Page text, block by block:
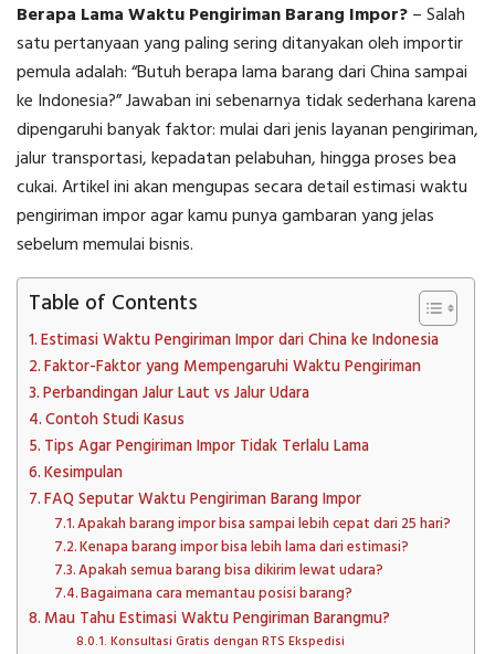
Berapa Lama Waktu Pengiriman Barang Impor?– Salah
satu pertanyaan yang paling sering ditanyakan oleh importir
pemula adalah: “Butuh berapa lama barang dari China sampai
ke Indonesia?” Jawaban ini sebenarnya tidak sederhana karena
dipengaruhi banyak faktor: mulai dari jenis layanan pengiriman,
jalur transportasi, kepadatan pelabuhan, hingga proses bea
cukai. Artikel ini akan mengupas secara detail estimasi waktu
pengiriman impor agar kamu punya gambaran yang jelas
sebelum memulai bisnis.
Table of Contents
Estimasi Waktu Pengiriman Impor dari China ke Indonesia
Faktor-Faktor yang Mempengaruhi Waktu Pengiriman
Perbandingan Jalur Laut vs Jalur Udara
Contoh Studi Kasus
Tips Agar Pengiriman Impor Tidak Terlalu Lama
Kesimpulan
FAQ Seputar Waktu Pengiriman Barang Impor
Apakah barang impor bisa sampai lebih cepat dari 25 hari?
Kenapa barang impor bisa lebih lama dari estimasi?
Apakah semua barang bisa dikirim lewat udara?
Bagaimana cara memantau posisi barang?
Mau Tahu Estimasi Waktu Pengiriman Barangmu?
Konsultasi Gratis dengan RTS Ekspedisi